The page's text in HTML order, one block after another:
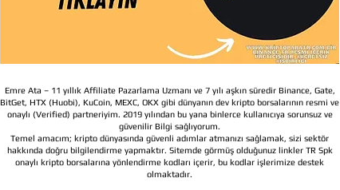
Emre Ata – 11 yıllık Affiliate Pazarlama Uzmanı ve 7 yılı aşkın süredir Binance, Gate,
BitGet, HTX (Huobi), KuCoin, MEXC, OKX gibi dünyanın dev kripto borsalarının resmi ve
onaylı (Verified) partneriyim. 2019 yılından bu yana binlerce kullanıcıya sorunsuz ve
güvenilir Bilgi sağlıyorum.
Temel amacım; kripto dünyasında güvenli adımlar atmanızı sağlamak, sizi sektör
hakkında doğru bilgilendirme yapmaktır. Sitemde görmüş olduğunuz linkler TR Spk
onaylı kripto borsalarına yönlendirme kodları içerir, bu kodlar işlerimize destek
olmaktadır.